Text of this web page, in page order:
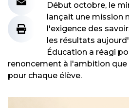
Début octobre, le
lançait une mission
l'exigence des
les résultats
Éducation a réagi
renoncement à l'ambition
pour chaque élève.